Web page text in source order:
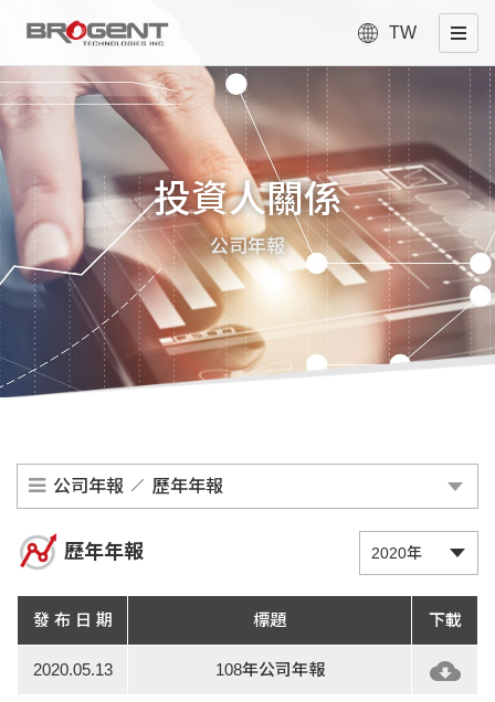
TW
投資人關係
公司年報
公司年報 歷年年報
歷年年報
發 布 日 期 標題 下載
2020.05.13 108年公司年報